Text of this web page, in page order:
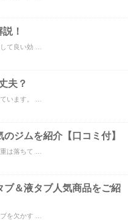
！
て良い効 …
夫？
います。 …
ジムを紹介【口コミ付】
は落ちて …
＆液タブ人気商品をご紹
を欠かす …